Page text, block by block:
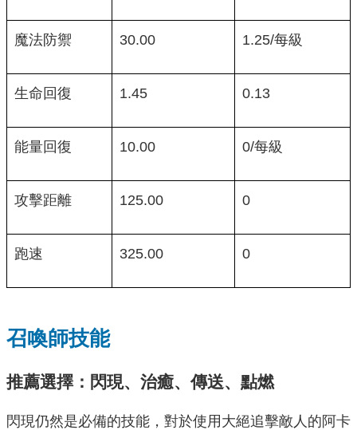
魔法防禦 30.00 1.25/每級
生命回復 1.45 0.13
能量回復 10.00 0/每級
攻擊距離 125.00 0
跑速 325.00 0
召喚師技能
推薦選擇：閃現、治癒、傳送、點燃
閃現仍然是必備的技能，對於使用大絕追擊敵人的阿卡